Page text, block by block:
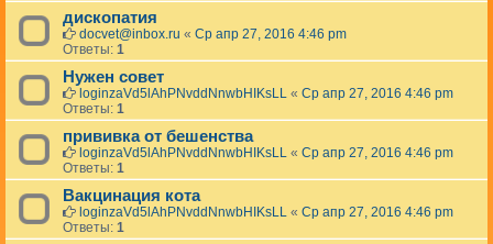
дископатия
docvet@inbox.ru « Ср апр 27, 2016 4:46 pm
Ответы: 1
Нужен совет
loginzaVd5lAhPNvddNnwbHIKsLL « Ср апр 27, 2016 4:46 pm
Ответы: 1
прививка от бешенства
loginzaVd5lAhPNvddNnwbHIKsLL « Ср апр 27, 2016 4:46 pm
Ответы: 1
Вакцинация кота
loginzaVd5lAhPNvddNnwbHIKsLL « Ср апр 27, 2016 4:46 pm
Ответы: 1